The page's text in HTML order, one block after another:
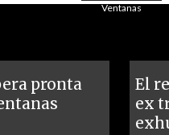
Ventanas
pronta
El
ex